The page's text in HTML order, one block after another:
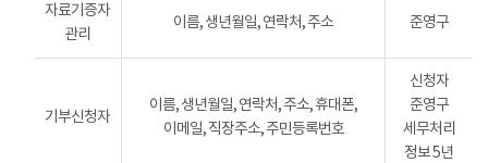
자료기증자
관리
이름, 생년월일, 연락처, 주소 준영구
기부신청자
이름, 생년월일, 연락처, 주소, 휴대폰,
이메일, 직장주소, 주민등록번호
신청자
준영구
세무처리
정보 5년